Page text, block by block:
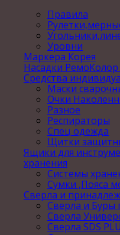
Правила
Уровни
Маркера Корея
Насадки
Средства
Маски
Очки
Разное
Респираторы
Спец одежда
Щитки
Ящики для
хранения
Системы
Сумки ,Пояса
Сверла и
Сверла и Буры
Сверла
Сверла SDS